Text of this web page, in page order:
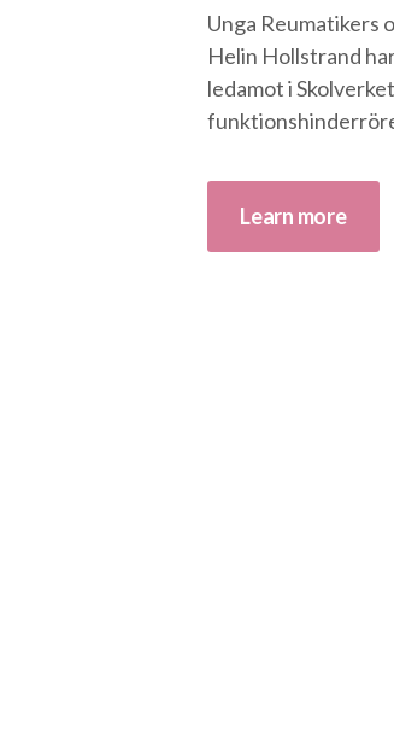
Unga Reumatikers
Helin Hollstrand
ledamot i
Learn more